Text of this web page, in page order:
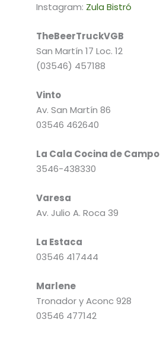
Instagram: Zula Bistró
TheBeerTruckVGB
San Martín 17 Loc. 12
(03546) 457188
Vinto
Av. San Martín 86
03546 462640
La Cala Cocina de Campo
3546-438330
Varesa
Av. Julio A. Roca 39
La Estaca
03546 417444
Marlene
Tronador y Aconc 928
03546 477142